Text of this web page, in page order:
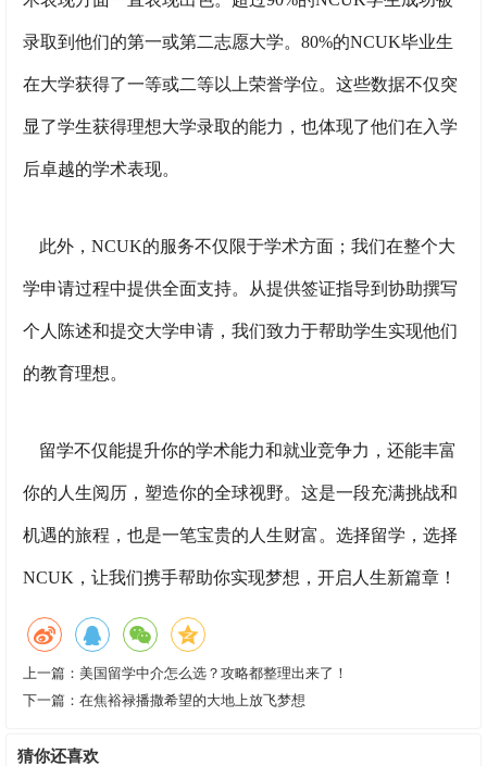
录取到他们的第一或第二志愿大学。80%的NCUK毕业生
在大学获得了一等或二等以上荣誉学位。这些数据不仅突
显了学生获得理想大学录取的能力，也体现了他们在入学
后卓越的学术表现。
此外，NCUK的服务不仅限于学术方面；我们在整个大
学申请过程中提供全面支持。从提供签证指导到协助撰写
个人陈述和提交大学申请，我们致力于帮助学生实现他们
的教育理想。
留学不仅能提升你的学术能力和就业竞争力，还能丰富
你的人生阅历，塑造你的全球视野。这是一段充满挑战和
机遇的旅程，也是一笔宝贵的人生财富。选择留学，选择
NCUK，让我们携手帮助你实现梦想，开启人生新篇章！
上一篇： 美国留学中介怎么选？攻略都整理出来了！
下一篇： 在焦裕禄播撒希望的大地上放飞梦想
猜你还喜欢